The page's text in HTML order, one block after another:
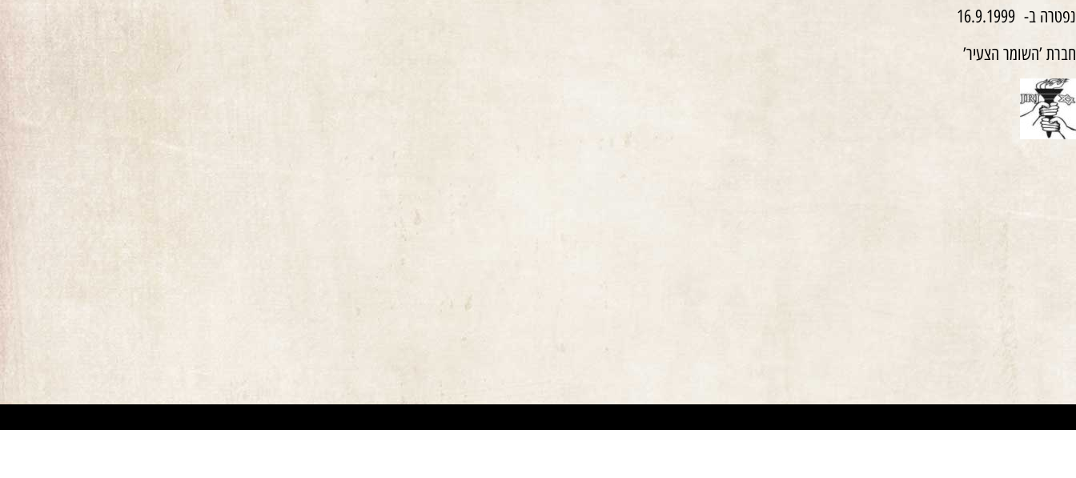
נפטרה ב- 16.9.1999
חברת ’השומר הצעיר’